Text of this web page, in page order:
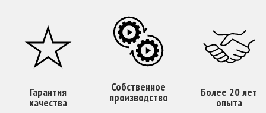
Гарантия
качества
Собственное
производство Более 20 лет
опыта